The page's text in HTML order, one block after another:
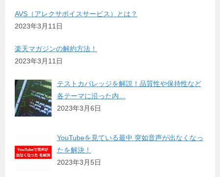
AVS（アレクサボイスサービス）とは？
2023年3月11日
楽天マガジンの解約方法！
2023年3月11日
テストカバレッジを解説！品質性や保持性など
各テーマに沿った内…
2023年3月6日
YouTubeを見ている最中 突如音声が出なくなっ
たを解決！
2023年3月5日